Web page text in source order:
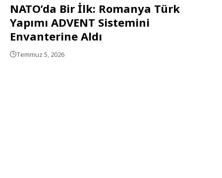
NATO’da Bir İlk: Romanya Türk
Yapımı ADVENT Sistemini
Envanterine Aldı
Temmuz 5, 2026